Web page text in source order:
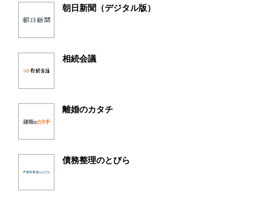
朝日新聞（デジタル版）
相続会議
離婚のカタチ
債務整理のとびら